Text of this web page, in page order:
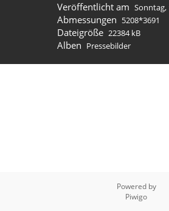
Veröffentlicht am Sonntag,
Abmessungen 5208*3691
Dateigröße 22384 kB
Alben Pressebilder
Powered by
Piwigo